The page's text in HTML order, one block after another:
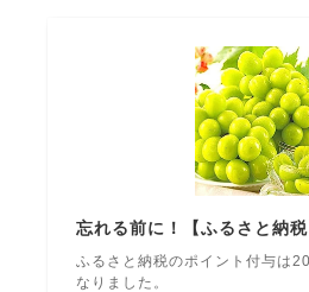
忘れる前に！【ふるさと納
ふるさと納税のポイント付与は
なりました。